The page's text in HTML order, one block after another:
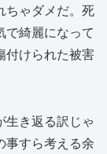
ちゃダメだ。死
で綺麗になって
付けられた被害
生き返る訳じゃ
事すら考える余